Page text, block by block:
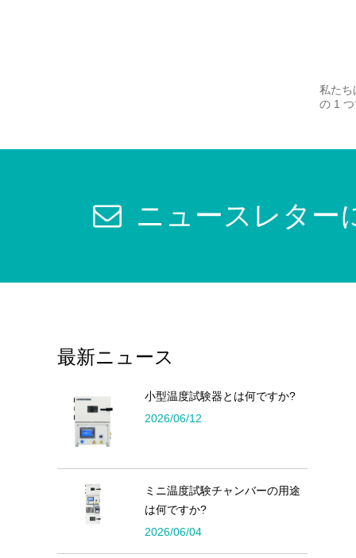
私たち
の 1
ニュースレター
最新ニュース
小型温度試験器とは何ですか?
2026/06/12
ミニ温度試験チャンバーの用途
は何ですか?
2026/06/04